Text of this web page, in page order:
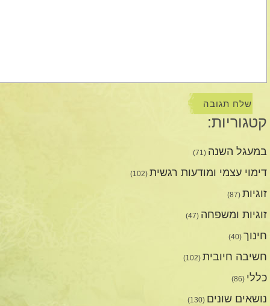
קטגוריות:
במעגל השנה (71)
דימוי עצמי ומודעות רגשית (102)
זוגיות (87)
זוגיות ומשפחה (47)
חינוך (40)
חשיבה חיובית (102)
כללי (86)
נושאים שונים (130)